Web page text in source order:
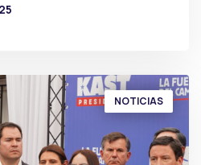
NOTICIAS